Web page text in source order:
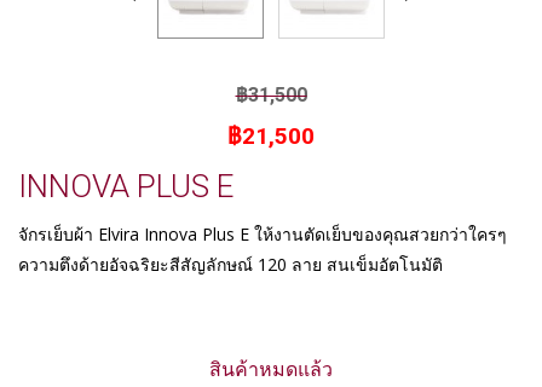
฿31,500
Original
price
was:
฿31,500.
฿21,500
฿21,500.
INNOVA PLUS E
จักรเย็บผ้า Elvira Innova Plus E ให้งานตัดเย็บของคุณสวยกว่าใครๆ
ความตึงด้ายอัจฉริยะสีสัญลักษณ์ 120 ลาย สนเข็มอัตโนมัติ
สินค้าหมดแล้ว